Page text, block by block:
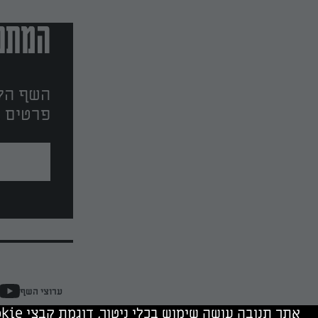
השף
פרטים
ערוצי השף
אתר תנובה עושה שימוש בכלי ניטור, דוגמת קבצי cookie, של תנובה ושל צדד שלישי. המשך גלישה מהווה הסכמה לשימוש בכלים אלה.